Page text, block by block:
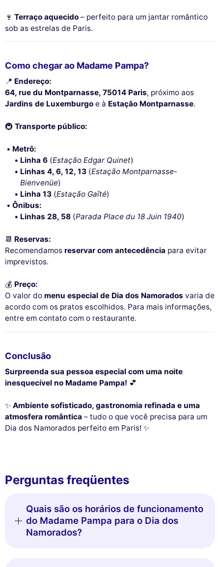
🍷 Terraço aquecido – perfeito para um jantar romântico
sob as estrelas de Paris.
Como chegar ao Madame Pampa?
📍 Endereço:
64, rue du Montparnasse, 75014 Paris, próximo aos
Jardins de Luxemburgo e à Estação Montparnasse.
🚇 Transporte público:
Metrô:
Linha 6(Estação Edgar Quinet)
Linhas 4, 6, 12, 13(Estação Montparnasse-
Bienvenüe)
Linha 13(Estação Gaîté)
Ônibus:
Linhas 28, 58(Parada Place du 18 Juin 1940)
📆 Reservas:
Recomendamos reservar com antecedência para evitar
imprevistos.
💰 Preço:
O valor do menu especial de Dia dos Namorados varia de
acordo com os pratos escolhidos. Para mais informações,
entre em contato com o restaurante.
Conclusão
Surpreenda sua pessoa especial com uma noite
inesquecível no Madame Pampa! 💕
✨ Ambiente sofisticado, gastronomia refinada e uma
atmosfera romântica – tudo o que você precisa para um
Dia dos Namorados perfeito em Paris! ✨
Perguntas freqüentes
Quais são os horários de funcionamento
do Madame Pampa para o Dia dos
Namorados?